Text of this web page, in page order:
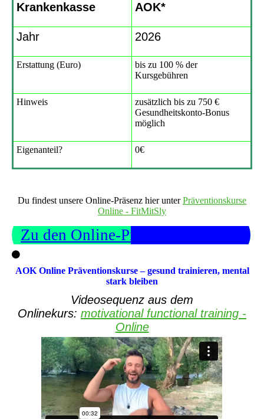
Krankenkasse AOK*
Jahr 2026
Erstattung (Euro)
bis zu 100 % der
Kursgebühren
Hinweis
zusätzlich bis zu 750 €
Gesundheitskonto-Bonus
möglich
Eigenanteil? 0€
Du findest unsere Online-Präsenz hier unterPräventionskurse
Online - FitMitSly
Zu den Online-Präventionskursen
AOK Online Präventionskurse – gesund trainieren, mental
stark bleiben
Videosequenz aus dem
Onlinekurs: motivational functional training -
Online